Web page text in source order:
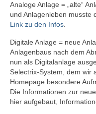
Analoge
Analoge
Analoge
Technik
Selectrix
Selectrix
Analoge Anlage = „alte“
und Anlagenleben musste
Link zu den Infos
Digitale Anlage = neue
Anlagenbaus nach dem
nun als Digitalanlage
Selectrix-System, dem wir
Homepage besondere
Die Informationen zur
hier aufgebaut,